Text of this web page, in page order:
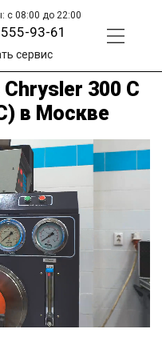
с 08:00 до 22:00
93-61
сервис
300 C
в Москве